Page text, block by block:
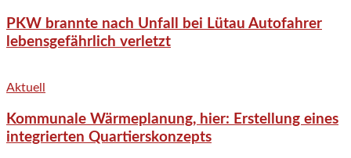
PKW brannte nach Unfall bei Lütau Autofahrer
lebensgefährlich verletzt
Aktuell
Kommunale Wärmeplanung, hier: Erstellung eines
integrierten Quartierskonzepts